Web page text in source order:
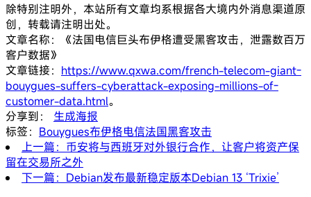
除特别注明外，本站所有文章均系根据各大境内外消息渠道原
创，转载请注明出处。
文章名称：《法国电信巨头布伊格遭受黑客攻击，泄露数百万
客户数据》
文章链接： https://www.qxwa.com/french-telecom-giant-
bouygues-suffers-cyberattack-exposing-millions-of-
customer-data.html。
分享到：
生成海报
标签： Bouygues布伊格电信法国黑客攻击
上一篇：币安将与西班牙对外银行合作，让客户将资产保
留在交易所之外
下一篇：Debian发布最新稳定版本Debian 13 ‘Trixie’